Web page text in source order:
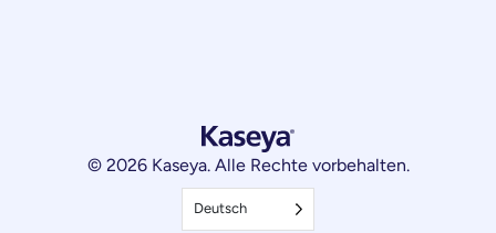
© 2026 Kaseya. Alle Rechte vorbehalten.
Deutsch